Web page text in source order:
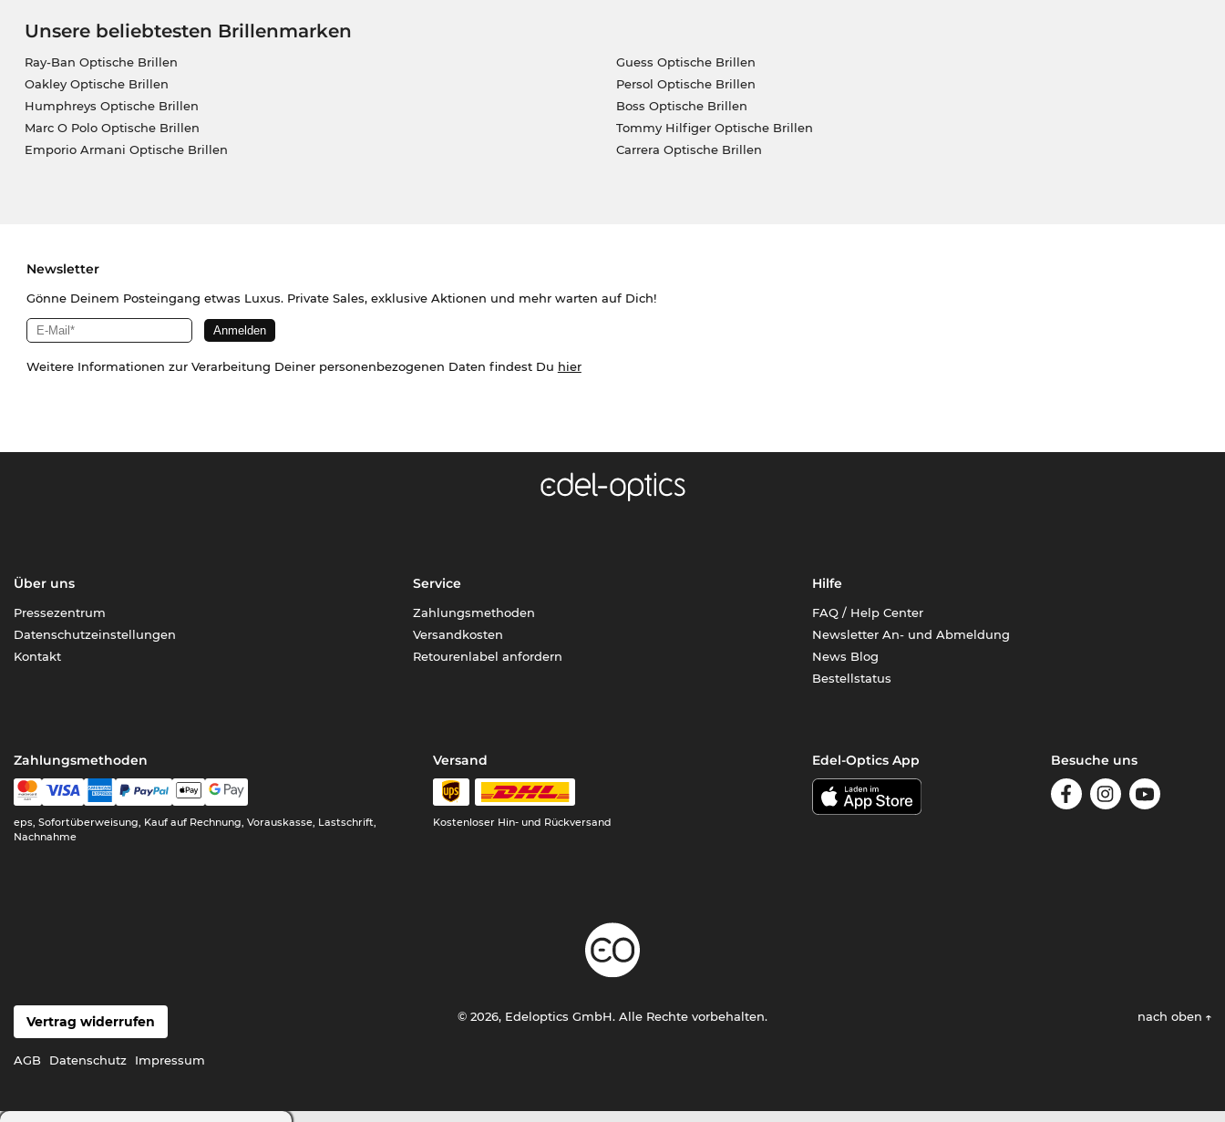
Unsere beliebtesten Brillenmarken
Ray-Ban Optische Brillen
Oakley Optische Brillen
Humphreys Optische Brillen
Marc O Polo Optische Brillen
Emporio Armani Optische Brillen
Guess Optische Brillen
Persol Optische Brillen
Boss Optische Brillen
Tommy Hilfiger Optische Brillen
Carrera Optische Brillen
Newsletter
Gönne Deinem Posteingang etwas Luxus. Private Sales, exklusive Aktionen und mehr warten auf Dich!
Weitere Informationen zur Verarbeitung Deiner personenbezogenen Daten findest Du hier
Über uns
Pressezentrum
Datenschutzeinstellungen
Kontakt
Service
Zahlungsmethoden
Versandkosten
Retourenlabel anfordern
Hilfe
FAQ / Help Center
Newsletter An- und Abmeldung
News Blog
Bestellstatus
Zahlungsmethoden
eps, Sofortüberweisung, Kauf auf Rechnung, Vorauskasse, Lastschrift,
Nachnahme
Versand
Kostenloser Hin- und Rückversand
Edel-Optics App Besuche uns
Vertrag widerrufen
AGB Datenschutz Impressum
© 2026, Edeloptics GmbH. Alle Rechte vorbehalten. nach oben